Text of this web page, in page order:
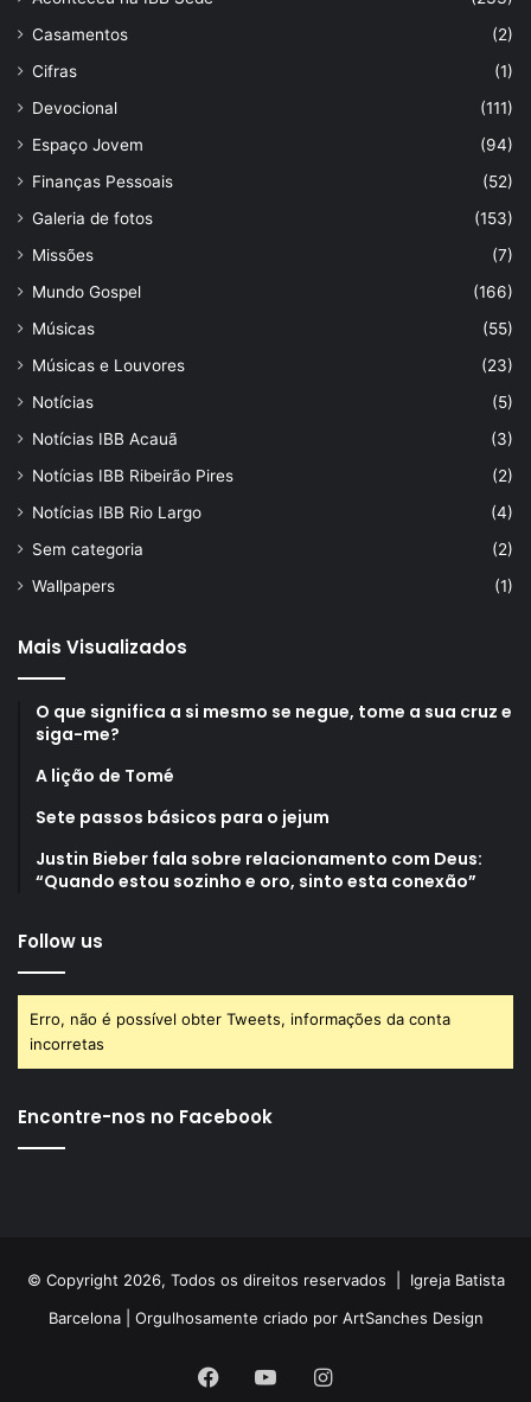
Casamentos
(2)
Cifras
(1)
Devocional
(111)
Espaço Jovem
(94)
Finanças Pessoais
(52)
Galeria de fotos
(153)
Missões
(7)
Mundo Gospel
(166)
Músicas
(55)
Músicas e Louvores
(23)
Notícias
(5)
Notícias IBB Acauã
(3)
Notícias IBB Ribeirão Pires
(2)
Notícias IBB Rio Largo
(4)
Sem categoria
(2)
Wallpapers
(1)
Mais Visualizados
O que significa a si mesmo se negue, tome a sua cruz e
siga-me?
A lição de Tomé
Sete passos básicos para o jejum
Justin Bieber fala sobre relacionamento com Deus:
“Quando estou sozinho e oro, sinto esta conexão”
Follow us
Erro, não é possível obter Tweets, informações da conta
incorretas
Encontre-nos no Facebook
© Copyright 2026, Todos os direitos reservados | Igreja Batista
Barcelona| Orgulhosamente criado por ArtSanches Design
FacebookYouTubeInstagram